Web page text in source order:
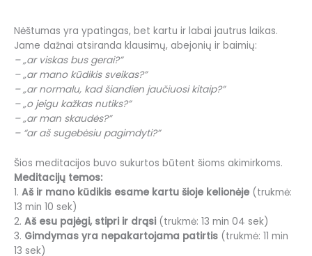
Nėštumas yra ypatingas, bet kartu ir labai jautrus laikas.
Jame dažnai atsiranda klausimų, abejonių ir baimių:
– „ar viskas bus gerai?”
– „ar mano kūdikis sveikas?”
– „ar normalu, kad šiandien jaučiuosi kitaip?”
– „o jeigu kažkas nutiks?”
– „ar man skaudės?”
– “ar aš sugebėsiu pagimdyti?”
Šios meditacijos buvo sukurtos būtent šioms akimirkoms.
Meditacijų temos:
1. Aš ir mano kūdikis esame kartu šioje kelionėje (trukmė:
13 min 10 sek)
2. Aš esu pajėgi, stipri ir drąsi (trukmė: 13 min 04 sek)
3. Gimdymas yra nepakartojama patirtis (trukmė: 11 min
13 sek)